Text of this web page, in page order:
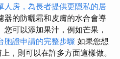
人房，為長者提供更隱私的居
器的防曬霜和皮膚的水合會導
可以添加果汁，例如芒果，
胞證申請的完整步驟 如果您想
，則可以在許多方面這樣做。